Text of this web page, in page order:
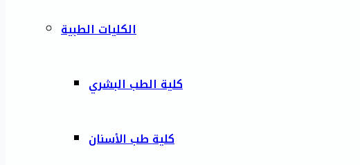
الكليات الطبية
كلية الطب البشري
كلية طب الأسنان